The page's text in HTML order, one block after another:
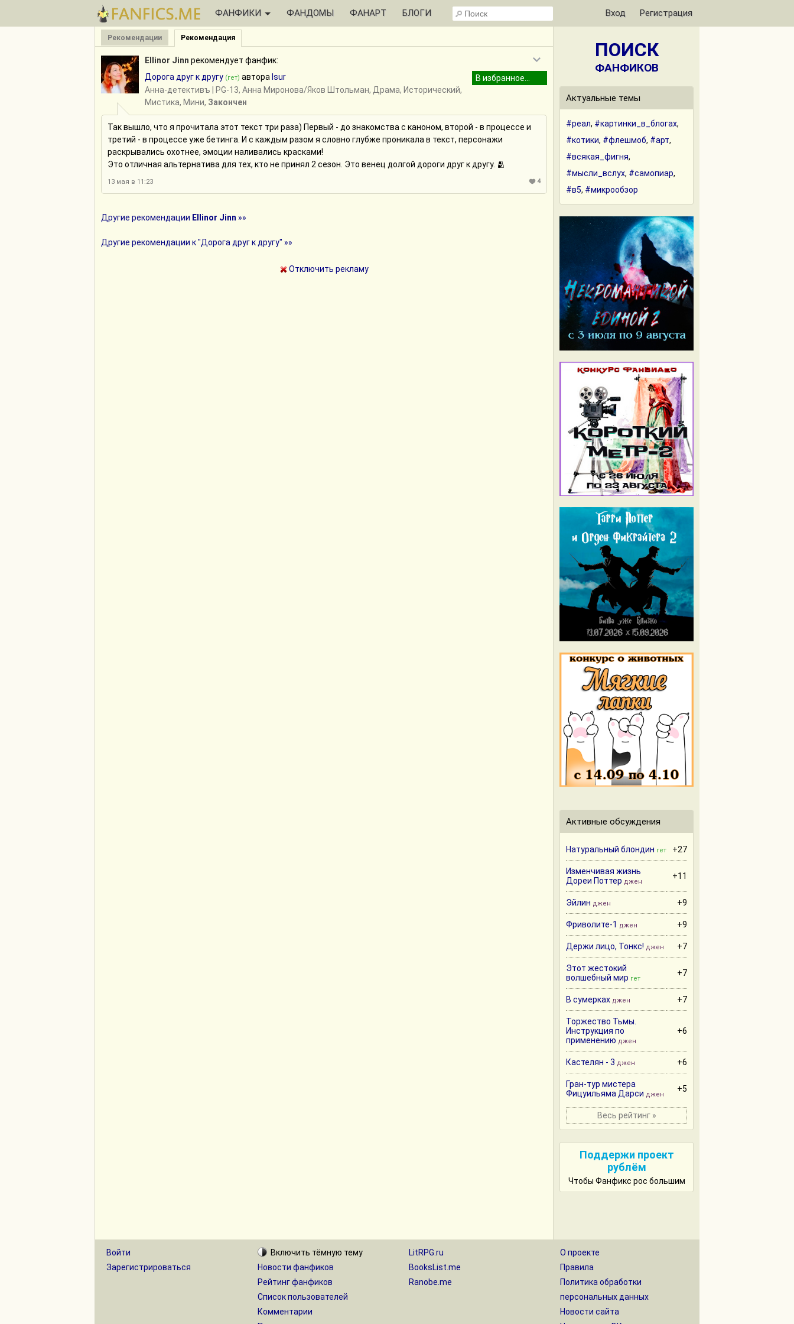
ФАНФИКИ ФАНДОМЫ ФАНАРТ БЛОГИ Вход Регистрация
Рекомендации Рекомендация
Ellinor Jinn рекомендует фанфик:
Дорога друг к другу (гет) автора Isur
Анна-детективъ | PG-13, Анна Миронова/Яков Штольман, Драма, Исторический,
Мистика, Мини, Закончен
Так вышло, что я прочитала этот текст три раза) Первый - до знакомства с каноном, второй - в процессе и
третий - в процессе уже бетинга. И с каждым разом я словно глубже проникала в текст, персонажи
раскрывались охотнее, эмоции наливались красками!
Это отличная альтернатива для тех, кто не принял 2 сезон. Это венец долгой дороги друг к другу. 🫂
13 мая в 11:23 4
Другие рекомендации Ellinor Jinn »»
Другие рекомендации к "Дорога друг к другу" »»
Отключить рекламу
ПОИСК
ФАНФИКОВ
Актуальные темы
#реал, #картинки_в_блогах,
#котики, #флешмоб, #арт,
#всякая_фигня,
#мысли_вслух, #самопиар,
#в5, #микрообзор
Активные обсуждения
Натуральный блондин гет +27
Изменчивая жизнь
Дореи Поттер джен
+11
Эйлин джен +9
Фриволите-1 джен +9
Держи лицо, Тонкс! джен +7
Этот жестокий
волшебный мир гет
+7
В сумерках джен +7
Торжество Тьмы.
Инструкция по
применению джен
+6
Кастелян - 3 джен +6
Гран-тур мистера
Фицуильяма Дарси джен
+5
Весь рейтинг »
Поддержи проект
рублём
Чтобы Фанфикс рос большим
Войти
Зарегистрироваться
Включить тёмную тему
Новости фанфиков
Рейтинг фанфиков
Список пользователей
Комментарии
LitRPG.ru
BooksList.me
Ranobe.me
О проекте
Правила
Политика обработки
персональных данных
Новости сайта